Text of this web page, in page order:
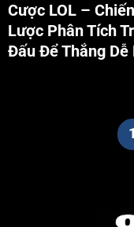
Cược LOL – Chiến
Lược Phân Tích
Đấu Để Thắng Dễ
1